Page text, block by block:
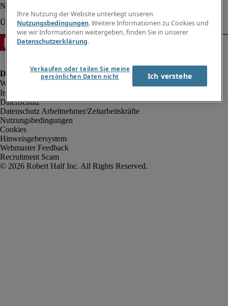
Impressum
Datenschutz
Datenschutz Arbeitnehmer/Zeitarbeitskräfte
Nutzungsbedingungen
Cookies
Hinweisgebersystem
Webmaster Feedback
Recruitment Scam
Ihre Nutzung der Website unterliegt unseren
Nutzungsbedingungen. Weitere Informationen zu Cookies und
wie wir Informationen weitergeben, finden Sie in unserer
Datenschutzerklärung.
Verkaufen oder teilen Sie meine
persönlichen Daten nicht
Ich verstehe